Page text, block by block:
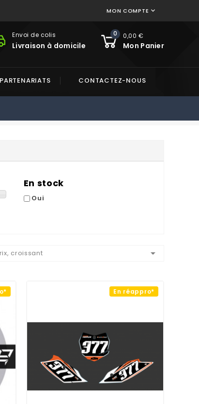
MON COMPTE 
0 0,00 €
Mon Panier
Envoi de colis
Livraison à domicile
CONTACTEZ-NOUS
En stock
Oui
croissant 
En réappro*